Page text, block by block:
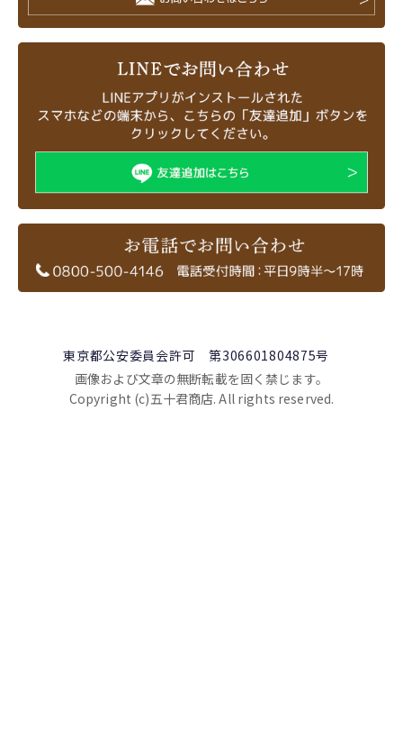
東京都公安委員会許可 第306601804875号
画像および文章の無断転載を固く禁じます。
Copyright (c)五十君商店. All rights reserved.